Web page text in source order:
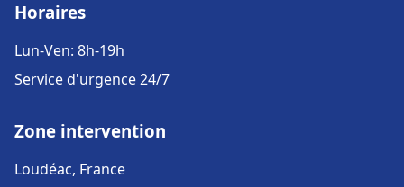
Horaires
Lun-Ven: 8h-19h
Service d'urgence 24/7
Zone intervention
Loudéac, France